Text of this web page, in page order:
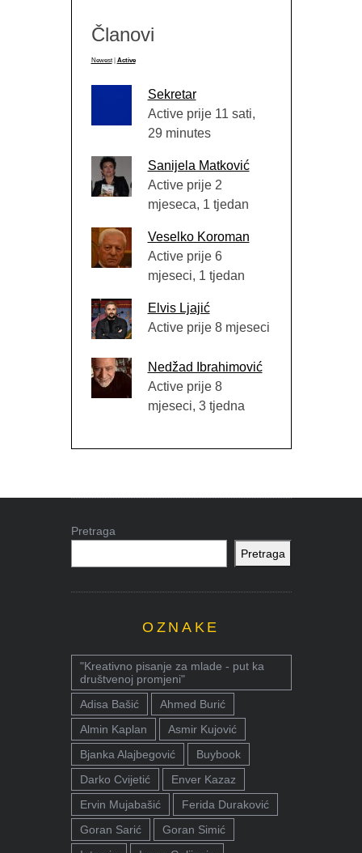
Članovi
Newest Active
Sekretar
Active prije 11 sati,
29 minutes
Sanijela Matković
Active prije 2
mjeseca, 1 tjedan
Veselko Koroman
Active prije 6
mjeseci, 1 tjedan
Elvis Ljajić
Active prije 8 mjeseci
Nedžad Ibrahimović
Active prije 8
mjeseci, 3 tjedna
Pretraga
Pretraga
OZNAKE
"Kreativno pisanje za mlade - put ka
društvenoj promjeni"
Adisa Bašić
Ahmed Burić
Almin Kaplan
Asmir Kujović
Bjanka Alajbegović
Buybook
Darko Cvijetić
Enver Kazaz
Ervin Mujabašić
Ferida Duraković
Goran Sarić
Goran Simić